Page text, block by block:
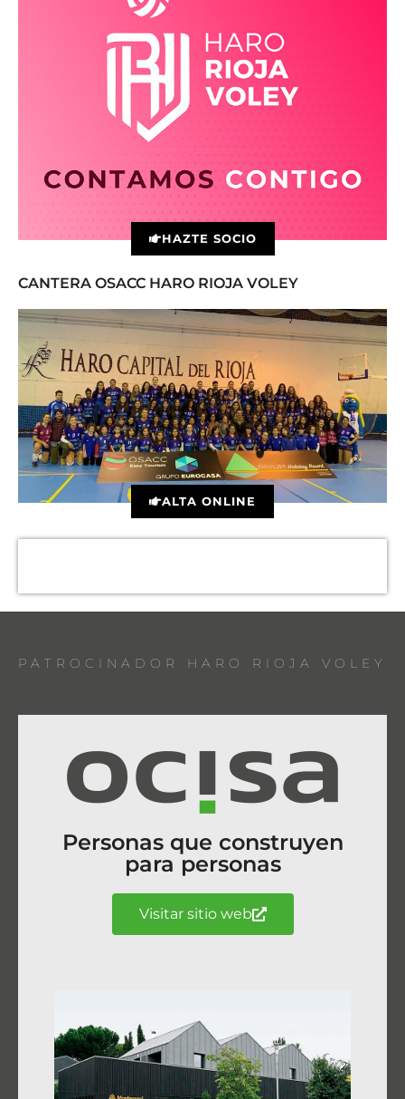
HAZTE SOCIO
CANTERA OSACC HARO RIOJA VOLEY
ALTA ONLINE
PATROCINADOR HARO RIOJA VOLEY
Personas que construyen
para personas
Visitar sitio web